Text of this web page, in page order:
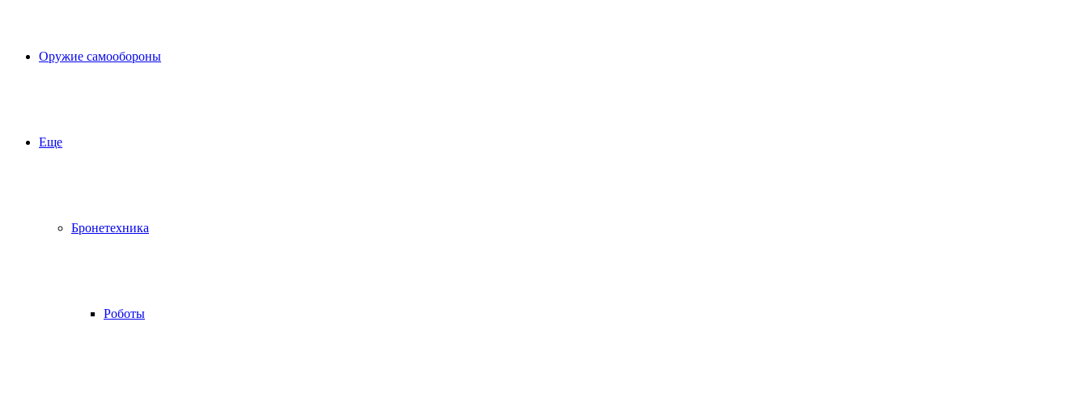
Оружие самообороны
Еще
Бронетехника
Роботы